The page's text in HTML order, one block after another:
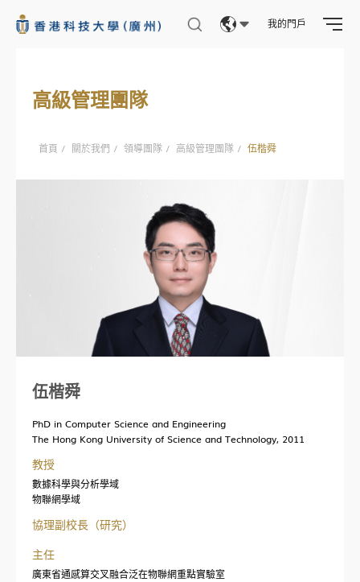
我的門戶
創新創業
科研資訊
聯繫我們
高級管理團隊
首頁 / 關於我們 / 領導團隊 / 高級管理團隊 / 伍楷舜
伍楷舜
PhD in Computer Science and Engineering
The Hong Kong University of Science and Technology, 2011
教授
數據科學與分析學域
物聯網學域
協理副校長（研究）
主任
廣東省通感算交叉融合泛在物聯網重點實驗室